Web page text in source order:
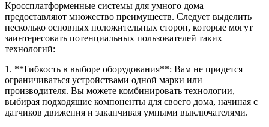
Кроссплатформенные системы для умного дома
предоставляют множество преимуществ. Следует выделить
несколько основных положительных сторон, которые могут
заинтересовать потенциальных пользователей таких
технологий:
1. **Гибкость в выборе оборудования**: Вам не придется
ограничиваться устройствами одной марки или
производителя. Вы можете комбинировать технологии,
выбирая подходящие компоненты для своего дома, начиная с
датчиков движения и заканчивая умными выключателями.